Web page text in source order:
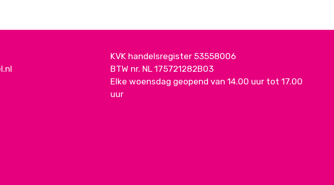
KVK handelsregister 53558006
BTW nr. NL 175721282B03
Elke woensdag geopend van 14.00 uur tot 17.00
uur